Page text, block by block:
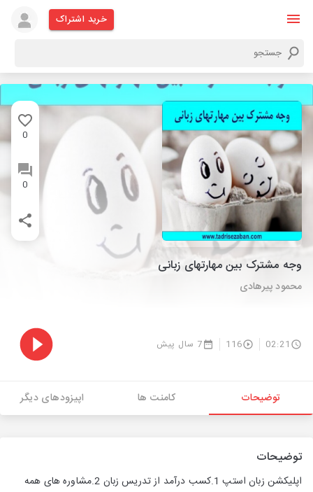
خرید اشتراک
0
0
وجه مشترک بین مهارتهای زبانی
محمود پیرهادی
02:21
116 7 سال پیش
توضیحات کامنت ها اپیزودهای دیگر
توضیحات
اپلیکشن زبان استپ 1.کسب درآمد از تدریس زبان 2.مشاوره های همه